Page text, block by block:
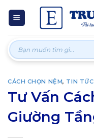
Tìm
kiếm:
CÁCH CHỌN NỆM, TIN TỨC
Tư Vấn
Giường